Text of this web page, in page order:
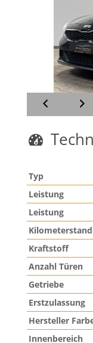
Typ
Leistung
Leistung
Kilometerstand
Kraftstoff
Anzahl Türen
Getriebe
Erstzulassung
Hersteller
Innenbereich